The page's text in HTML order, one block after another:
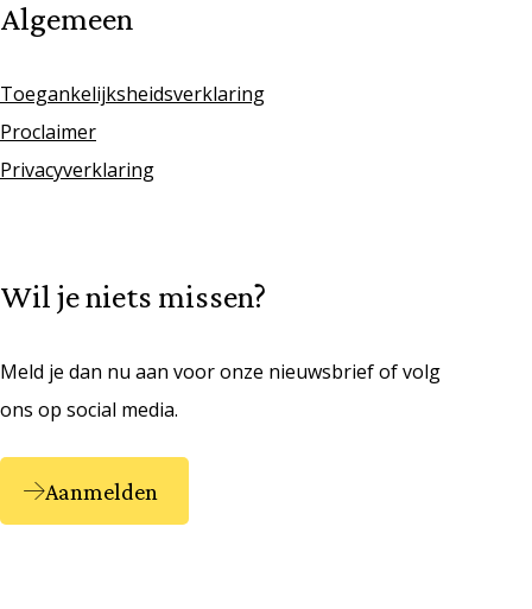
Algemeen
Toegankelijksheidsverklaring
Proclaimer
Privacyverklaring
Wil je niets missen?
Meld je dan nu aan voor onze nieuwsbrief of volg
ons op social media.
Aanmelden